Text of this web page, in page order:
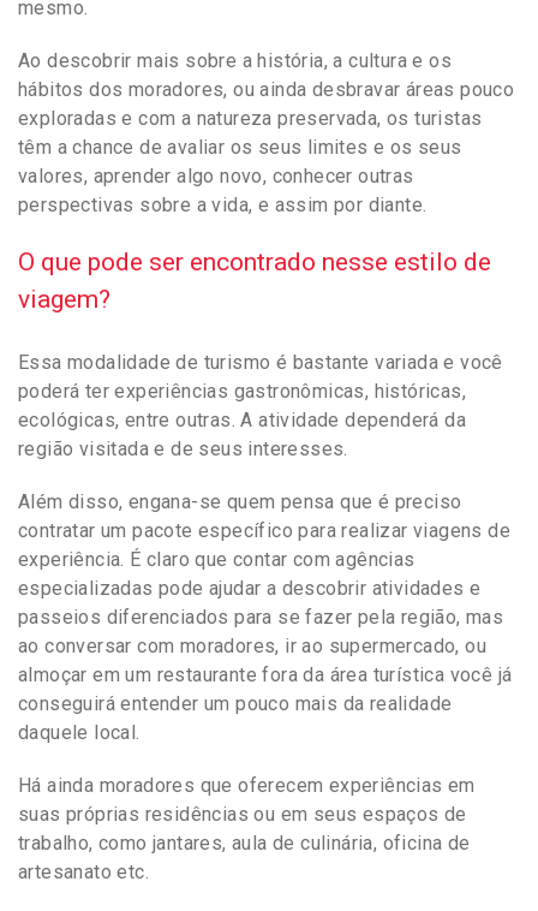
mesmo.
Ao descobrir mais sobre a história, a cultura e os
hábitos dos moradores, ou ainda desbravar áreas pouco
exploradas e com a natureza preservada, os turistas
têm a chance de avaliar os seus limites e os seus
valores, aprender algo novo, conhecer outras
perspectivas sobre a vida, e assim por diante.
O que pode ser encontrado nesse estilo de
viagem?
Essa modalidade de turismo é bastante variada e você
poderá ter experiências gastronômicas, históricas,
ecológicas, entre outras. A atividade dependerá da
região visitada e de seus interesses.
Além disso, engana-se quem pensa que é preciso
contratar um pacote específico para realizar viagens de
experiência. É claro que contar com agências
especializadas pode ajudar a descobrir atividades e
passeios diferenciados para se fazer pela região, mas
ao conversar com moradores, ir ao supermercado, ou
almoçar em um restaurante fora da área turística você já
conseguirá entender um pouco mais da realidade
daquele local.
Há ainda moradores que oferecem experiências em
suas próprias residências ou em seus espaços de
trabalho, como jantares, aula de culinária, oficina de
artesanato etc.